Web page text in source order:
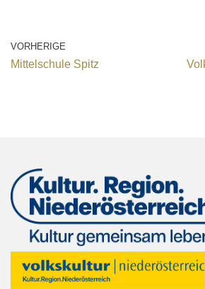
VORHERIGE
Mittelschule Spitz